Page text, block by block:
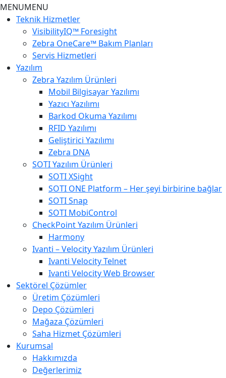
MENUMENU
Teknik Hizmetler
VisibilityIQ™ Foresight
Zebra OneCare™ Bakım Planları
Servis Hizmetleri
Yazılım
Zebra Yazılım Ürünleri
Mobil Bilgisayar Yazılımı
Yazıcı Yazılımı
Barkod Okuma Yazılımı
RFID Yazılımı
Geliştirici Yazılımı
Zebra DNA
SOTI Yazılım Ürünleri
SOTI XSight
SOTI ONE Platform – Her şeyi birbirine bağlar
SOTI Snap
SOTI MobiControl
CheckPoint Yazılım Ürünleri
Harmony
Ivanti – Velocity Yazılım Ürünleri
Ivanti Velocity Telnet
Ivanti Velocity Web Browser
Sektörel Çözümler
Üretim Çözümleri
Depo Çözümleri
Mağaza Çözümleri
Saha Hizmet Çözümleri
Kurumsal
Hakkımızda
Değerlerimiz